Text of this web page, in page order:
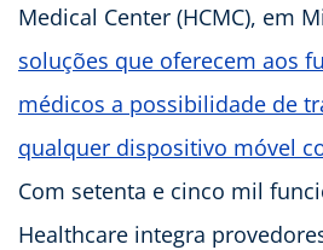
Medical Center (HCMC), em
soluções que oferecem aos
médicos a possibilidade de
qualquer dispositivo móvel
Com setenta e cinco mil
Healthcare integra